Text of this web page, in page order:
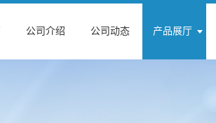
公司介绍 公司动态 产品展厅